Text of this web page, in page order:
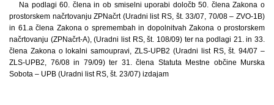
Na podlagi 60. člena in ob smiselni uporabi določb 50. člena Zakona o
prostorskem načrtovanju ZPNačrt (Uradni list RS, št. 33/07, 70/08 – ZVO-1B)
in 61.a člena Zakona o spremembah in dopolnitvah Zakona o prostorskem
načrtovanju (ZPNačrt-A), (Uradni list RS, št. 108/09) ter na podlagi 21. in 33.
člena Zakona o lokalni samoupravi, ZLS-UPB2 (Uradni list RS, št. 94/07 –
ZLS-UPB2, 76/08 in 79/09) ter 31. člena Statuta Mestne občine Murska
Sobota – UPB (Uradni list RS, št. 23/07) izdajam